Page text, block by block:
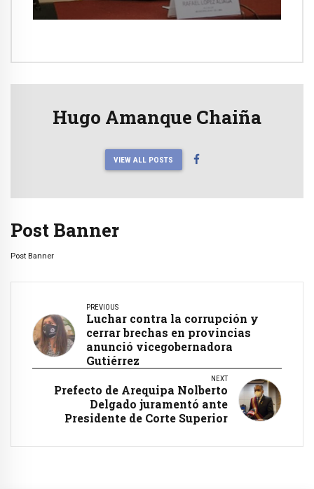
Hugo Amanque Chaiña
VIEW ALL POSTS
Post Banner
Post Banner
PREVIOUS
Luchar contra la corrupción y
cerrar brechas en provincias
anunció vicegobernadora
Gutiérrez
NEXT
Prefecto de Arequipa Nolberto
Delgado juramentó ante
Presidente de Corte Superior